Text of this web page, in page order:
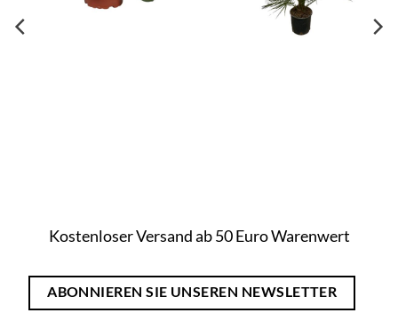
Kostenloser Versand ab 50 Euro Warenwert
ABONNIEREN SIE UNSEREN NEWSLETTER